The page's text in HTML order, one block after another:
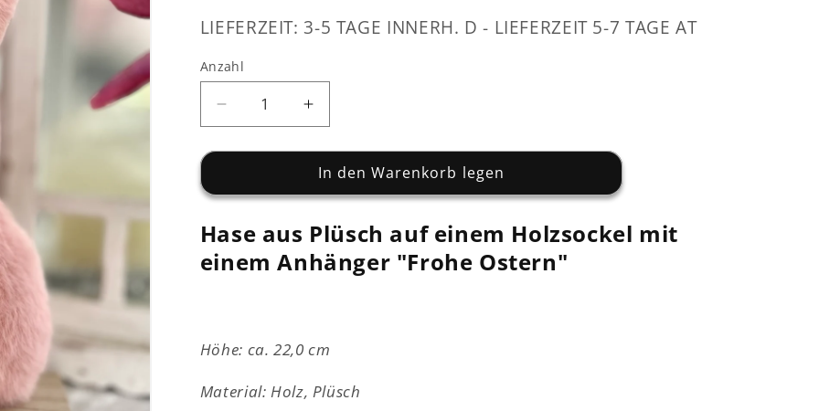
LIEFERZEIT: 3-5 TAGE INNERH. D - LIEFERZEIT 5-7 TAGE AT
Anzahl
Verringere
die
Menge
Hase
Plüsch
Holzsockel
ca.
cm
Erhöhe
die
Menge
für
Hase
Plüsch
auf
Holzsockel
ca.
cm
In den Warenkorb legen
Hase aus Plüsch auf einem Holzsockel mit
einem Anhänger "Frohe Ostern"
Höhe: ca. 22,0 cm
Material: Holz, Plüsch